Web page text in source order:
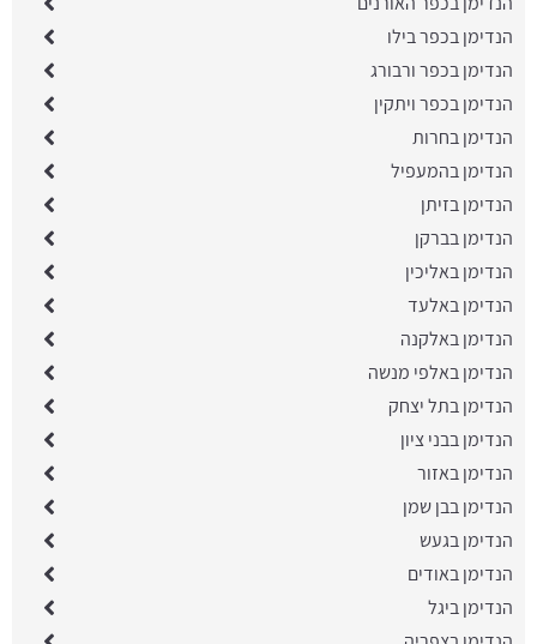
הנדימן בכפר בילו
הנדימן בכפר ורבורג
הנדימן בכפר ויתקין
הנדימן בחרות
הנדימן בהמעפיל
הנדימן בזיתן
הנדימן בברקן
הנדימן באליכין
הנדימן באלעד
הנדימן באלקנה
הנדימן באלפי מנשה
הנדימן בתל יצחק
הנדימן בבני ציון
הנדימן באזור
הנדימן בבן שמן
הנדימן בגעש
הנדימן באודים
הנדימן ביגל